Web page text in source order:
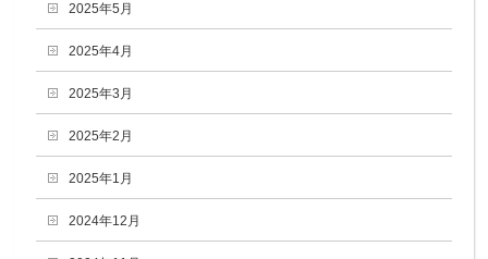
2025年5月
2025年4月
2025年3月
2025年2月
2025年1月
2024年12月